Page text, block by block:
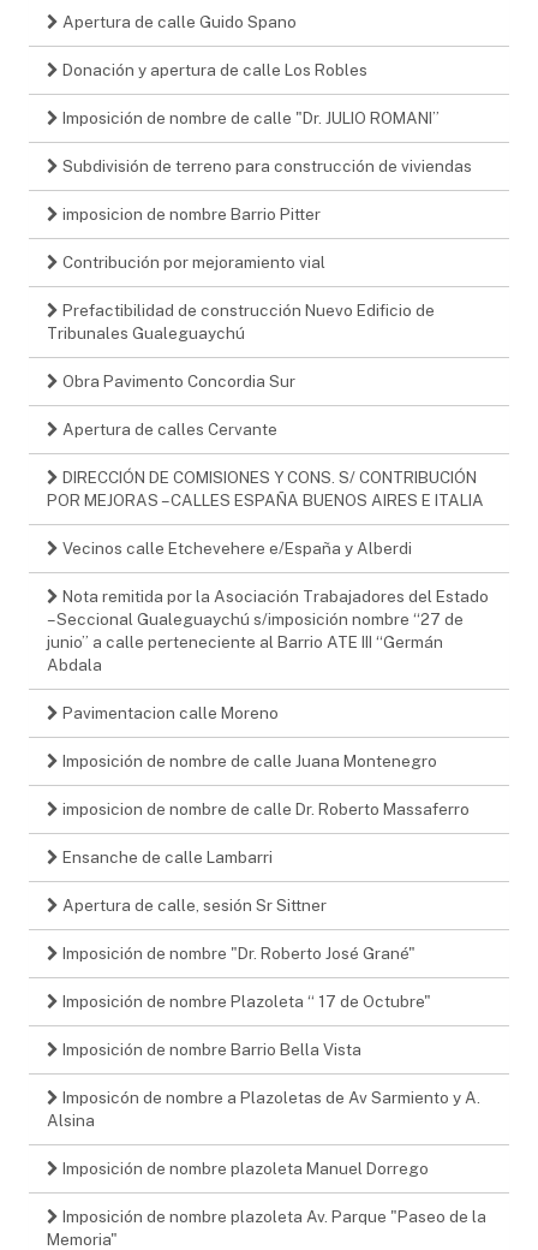
Apertura de calle Guido Spano
Donación y apertura de calle Los Robles
Imposición de nombre de calle "Dr. JULIO ROMANI”
Subdivisión de terreno para construcción de viviendas
imposicion de nombre Barrio Pitter
Contribución por mejoramiento vial
Prefactibilidad de construcción Nuevo Edificio de
Tribunales Gualeguaychú
Obra Pavimento Concordia Sur
Apertura de calles Cervante
DIRECCIÓN DE COMISIONES Y CONS. S/ CONTRIBUCIÓN
POR MEJORAS – CALLES ESPAÑA BUENOS AIRES E ITALIA
Vecinos calle Etchevehere e/España y Alberdi
Nota remitida por la Asociación Trabajadores del Estado
– Seccional Gualeguaychú s/imposición nombre “27 de
junio” a calle perteneciente al Barrio ATE III “Germán
Abdala
Pavimentacion calle Moreno
Imposición de nombre de calle Juana Montenegro
imposicion de nombre de calle Dr. Roberto Massaferro
Ensanche de calle Lambarri
Apertura de calle, sesión Sr Sittner
Imposición de nombre "Dr. Roberto José Grané"
Imposición de nombre Plazoleta “ 17 de Octubre"
Imposición de nombre Barrio Bella Vista
Imposicón de nombre a Plazoletas de Av Sarmiento y A.
Alsina
Imposición de nombre plazoleta Manuel Dorrego
Imposición de nombre plazoleta Av. Parque "Paseo de la
Memoria"